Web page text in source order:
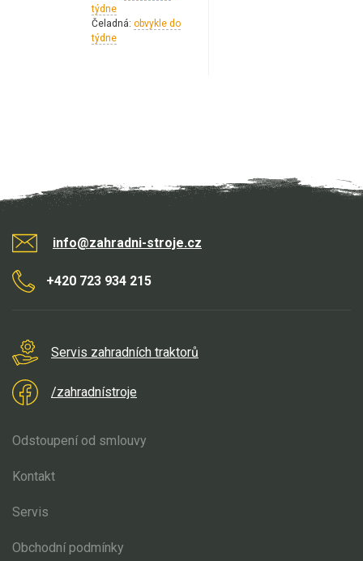
týdne
Čeladná: obvykle do
týdne
info@zahradni-stroje.cz
+420 723 934 215
Servis zahradních traktorů
/zahradnístroje
Odstoupení od smlouvy
Kontakt
Servis
Obchodní podmínky